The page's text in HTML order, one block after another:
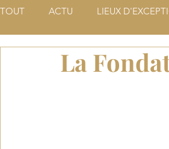
TOUT ACTU LIEUX
La